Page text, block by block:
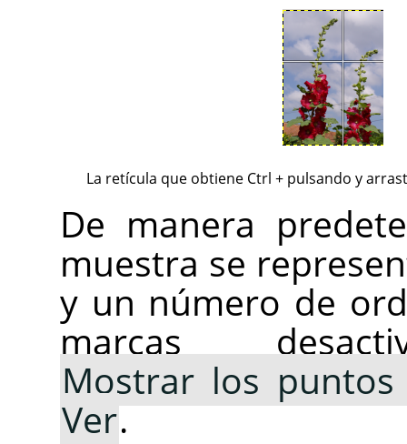
La retícula que obtiene Ctrl + pulsando y
De manera
muestra se
y un número de
marcas
Mostrar los
Ver.